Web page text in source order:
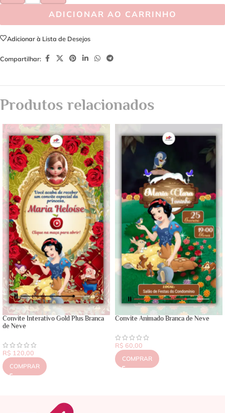
ADICIONAR AO CARRINHO
Adicionar à Lista de Desejos
Compartilhar:
Produtos relacionados
Convite Interativo Gold Plus Branca
de Neve
R$ 120,00
COMPRAR
Convite Animado Branca de Neve
R$ 60,00
COMPRAR